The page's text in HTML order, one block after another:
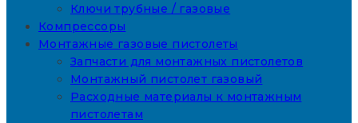
Ключи трубные / газовые
Компрессоры
Монтажные газовые пистолеты
Запчасти для монтажных пистолетов
Монтажный пистолет газовый
Расходные материалы к монтажным
пистолетам